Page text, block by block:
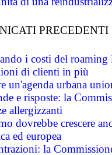
PRECEDENTI
i costi del roaming
di clienti in più
un'agenda urbana
e risposte: la
allergizzanti
dovrebbe crescere
ed europea
la